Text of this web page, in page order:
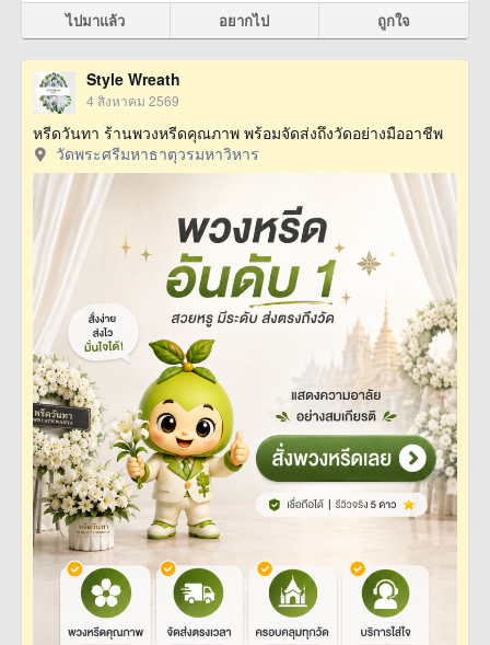
ไปมาแล้ว อยากไป ถูกใจ
Style Wreath
4 สิงหาคม 2569
หรีดวันทา ร้านพวงหรีดคุณภาพ พร้อมจัดส่งถึงวัดอย่างมืออาชีพ
วัดพระศรีมหาธาตุวรมหาวิหาร